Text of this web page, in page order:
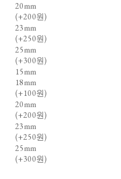
20mm
(+200원)
23mm
(+250원)
25mm
(+300원)
15mm
18mm
(+100원)
20mm
(+200원)
23mm
(+250원)
25mm
(+300원)